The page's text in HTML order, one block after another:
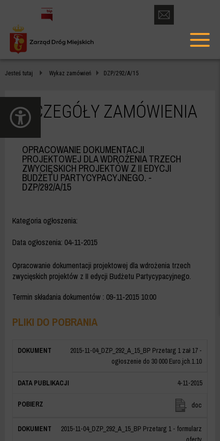
DZP/292/A/15
ZDM
WARSZAWA
otwórz
formularz
kontaktowy
menu
Jesteś tutaj Wykaz zamówień DZP/292/A/15
SZCZEGÓŁY ZAMÓWIENIA
OPRACOWANIE DOKUMENTACJI
PROJEKTOWEJ DLA WDROŻENIA TRZECH
ZWYCIĘSKICH PROJEKTÓW Z II EDYCJI
BUDŻETU PARTYCYPACYJNEGO. -
DZP/292/A/15
Kategoria ogłoszenia:
Data ogłoszenia: 04-11-2015
Opracowanie dokumentacji projektowej dla wdrożenia trzech
zwycięskich projektów z II edycji Budżetu Partycypacyjnego.
Termin składania dokumentów : 09-11-2015 10:00
PLIKI DO POBRANIA
2015-11-04_DZP_292_A_15_BP Przetarg 1 zał 17 -
ogłoszenie do 30 000 Euro.jch.1.10
4-11-2015
2015-
Przetarg
doc
2015-11-04_DZP_292_A_15_BP Przetarg 1 - formularz
otwórz
panel